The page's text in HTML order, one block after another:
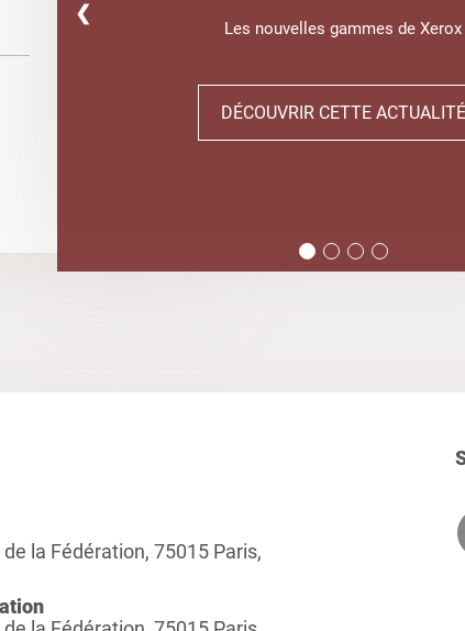
Les nouvelles gammes de Xerox
DÉCOUVRIR CETTE ACTUALITÉ
❮
la Fédération, 75015 Paris,